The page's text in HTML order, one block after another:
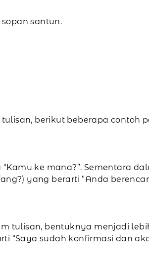
santun.
berikut beberapa contoh
ke mana?”. Sementara
yang berarti “Anda
tulisan, bentuknya menjadi
“Saya sudah konfirmasi dan